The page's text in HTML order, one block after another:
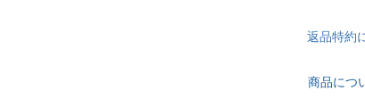
返品特約
商品につ